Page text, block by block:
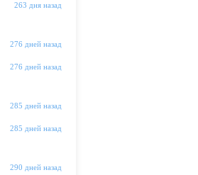
263 дня назад
276 дней назад
276 дней назад
285 дней назад
285 дней назад
290 дней назад